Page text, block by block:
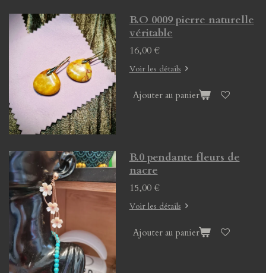
B.O 0009 pierre naturelle
véritable
16,00 €
Voir les détails
Ajouter au panier
B.0 pendante fleurs de
nacre
15,00 €
Voir les détails
Ajouter au panier